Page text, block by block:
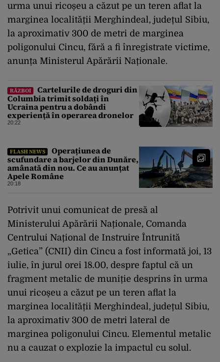
urma unui ricoșeu a căzut pe un teren aflat la
marginea localității Merghindeal, județul Sibiu,
la aproximativ 300 de metri de marginea
poligonului Cincu, fără a fi înregistrate victime,
anunța Ministerul Apărării Naționale.
RĂZBOI
Cartelurile de droguri din
Columbia trimit soldați în
Ucraina pentru a dobândi
experiență în operarea dronelor
20:22
FLASH NEWS
Operațiunea de
scufundare a barjelor din Dunăre,
amânată din nou. Ce au anunțat
Apele Române
20:18
Potrivit unui comunicat de presă al
Ministerului Apărării Naționale, Comanda
Centrului Național de Instruire Întrunită
„Getica” (CNII) din Cincu a fost informată joi, 13
iulie, în jurul orei 18.00, despre faptul că un
fragment metalic de muniție desprins în urma
unui ricoșeu a căzut pe un teren aflat la
marginea localității Merghindeal, județul Sibiu,
la aproximativ 300 de metri lateral de
marginea poligonului Cincu. Elementul metalic
nu a cauzat o explozie la impactul cu solul.